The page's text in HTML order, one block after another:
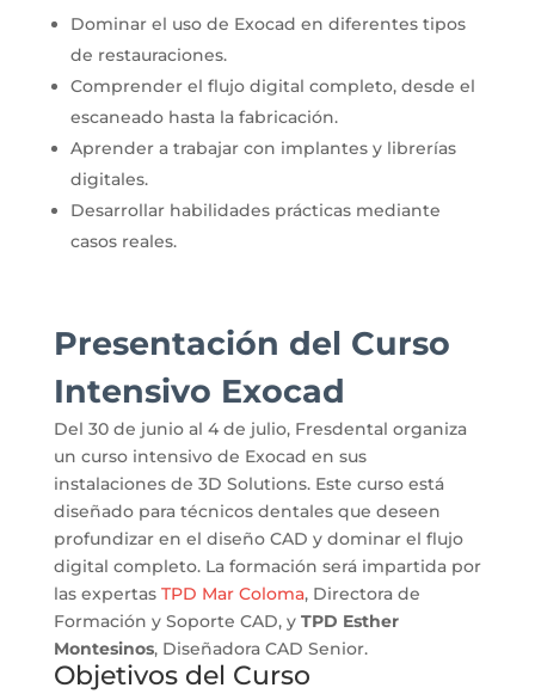
Dominar el uso de Exocad en diferentes tipos
de restauraciones.
Comprender el flujo digital completo, desde el
escaneado hasta la fabricación.
Aprender a trabajar con implantes y librerías
digitales.
Desarrollar habilidades prácticas mediante
casos reales.
Presentación del Curso
Intensivo Exocad
Del 30 de junio al 4 de julio, Fresdental organiza
un curso intensivo de Exocad en sus
instalaciones de 3D Solutions. Este curso está
diseñado para técnicos dentales que deseen
profundizar en el diseño CAD y dominar el flujo
digital completo. La formación será impartida por
las expertas TPD Mar Coloma, Directora de
Formación y Soporte CAD, y TPD Esther
Montesinos, Diseñadora CAD Senior.
Objetivos del Curso